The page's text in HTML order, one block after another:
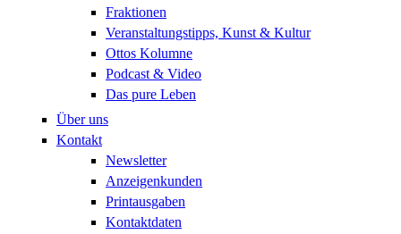
Fraktionen
Veranstaltungstipps, Kunst & Kultur
Ottos Kolumne
Podcast & Video
Das pure Leben
Über uns
Kontakt
Newsletter
Anzeigenkunden
Printausgaben
Kontaktdaten